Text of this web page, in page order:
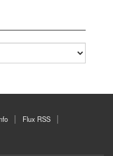
Flux RSS